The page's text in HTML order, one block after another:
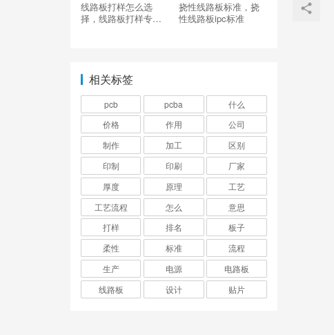
线路板打样怎么选
择，线路板打样专家,
挠性线路板标准，挠
性线路板ipc标准
相关标签
pcb pcba
什么
价格
作用
公司
制作
加工
区别
印制
印刷
厂家
厚度
原理
工艺
工艺流程
怎么
意思
打样
排名
板子
柔性
标准
流程
生产
电源
电路板
线路板
设计 贴片